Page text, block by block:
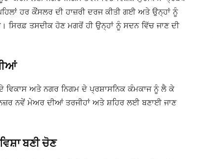
ਹਰ ਕੌਂਸਲਰ ਦੀ ਹਾਜ਼ਰੀ ਦਰਜ ਕੀਤੀ ਗਈ ਅਤੇ ਉਨ੍ਹਾਂ ਨੂੰ
ਤਸਦੀਕ ਹੋਣ ਮਗਰੋਂ ਹੀ ਉਨ੍ਹਾਂ ਨੂੰ ਸਦਨ ਵਿੱਚ ਜਾਣ ਦੀ
ਵਿਕਾਸ ਅਤੇ ਨਗਰ ਨਿਗਮ ਦੇ ਪ੍ਰਸ਼ਾਸਨਿਕ ਕੰਮਕਾਜ ਨੂੰ ਲੈ ਕੇ
ਨਵੇਂ ਮੇਅਰ ਦੀਆਂ ਤਰਜੀਹਾਂ ਅਤੇ ਸ਼ਹਿਰ ਲਈ ਬਣਾਈ ਜਾਣ
ਬਣੀ ਚੋਣ